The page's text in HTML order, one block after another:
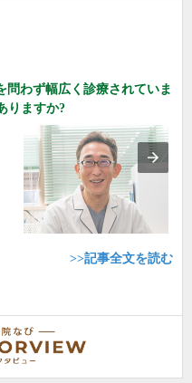
わず幅広く診療されていま
りますか?
>>記事全文を読む